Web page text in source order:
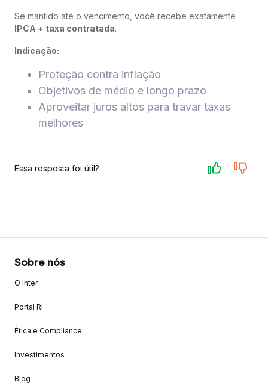
Se mantido até o vencimento, você recebe exatamente
IPCA + taxa contratada.
Indicação:
Proteção contra inflação
Objetivos de médio e longo prazo
Aproveitar juros altos para travar taxas
melhores
Essa resposta foi útil?
Sobre nós
O Inter
Portal RI
Ética e Compliance
Investimentos
Blog